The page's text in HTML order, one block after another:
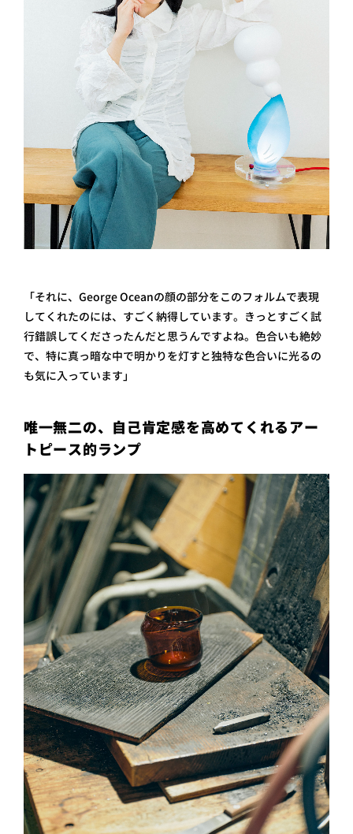
「それに、George Oceanの顔の部分をこのフォルムで表現
してくれたのには、すごく納得しています。きっとすごく試
行錯誤してくださったんだと思うんですよね。色合いも絶妙
で、特に真っ暗な中で明かりを灯すと独特な色合いに光るの
も気に入っています」
唯一無二の、自己肯定感を高めてくれるアー
トピース的ランプ